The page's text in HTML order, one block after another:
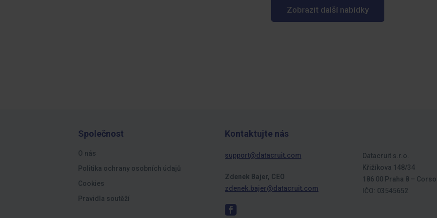
Zobrazit další nabídky
Společnost
O nás
Politika ochrany osobních údajů
Cookies
Pravidla soutěží
Kontaktujte nás
support@datacruit.com
Zdenek Bajer, CEO
zdenek.bajer@datacruit.com
Datacruit s.r.o.
Křižíkova 148/34
186 00 Praha 8 –
IČO: 03545652